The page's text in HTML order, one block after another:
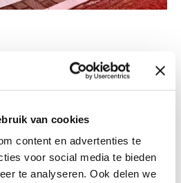
van cookies
content en advertenties te
voor social media te bieden
te analyseren. Ook delen we
Hotels starten
DC-
Hotels starten landelijke uitrol
AVIA VOLT en...